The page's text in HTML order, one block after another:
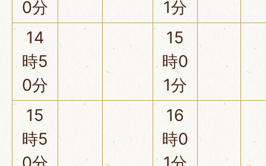
0分
1分
14
時5
0分
15
時0
1分
15
時5
16
時0